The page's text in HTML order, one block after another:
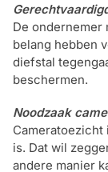
Outlet
Help &
De ondernemer
belang hebben
diefstal
beschermen.
Noodzaak
Cameratoezicht
is. Dat wil
andere manier